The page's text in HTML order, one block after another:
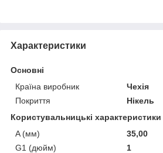
Характеристики
Основні
Країна виробник
Чехія
Покриття
Нікель
Користувальницькі характеристики
A (мм)
35,00
G1 (дюйм)
1